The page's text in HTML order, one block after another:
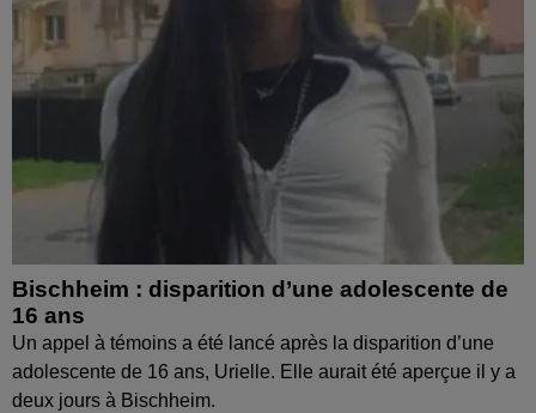
Bischheim : disparition d’une adolescente de
16 ans
Un appel à témoins a été lancé après la disparition d’une
adolescente de 16 ans, Urielle. Elle aurait été aperçue il y a
deux jours à Bischheim.